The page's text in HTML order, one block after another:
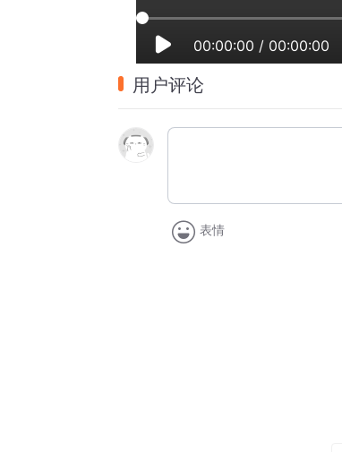
00:00:00 / 00:00:00
用户评论
表情